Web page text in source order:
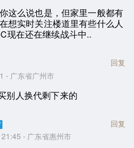
这么说也是，但家里一般都有
想实时关注楼道里有些什么人
现在还在继续战斗中..
- 广东省广州市
回复
别人换代剩下来的
- 广东省惠州市
回复